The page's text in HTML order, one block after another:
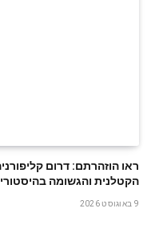
ראו הוזהרתם: דרום
הקטלנית והגשומה
9 באוגוסט 2026